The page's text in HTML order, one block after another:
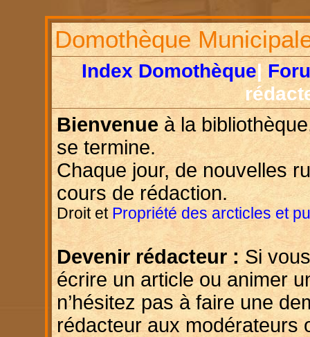
Domothèque
Index Domothèque|
Bienvenue à la
se termine.
Chaque jour, de nouvelles
cours de rédaction.
Droit et Propriété des arcticles et
Devenir rédacteur : Si
écrire un article ou animer
n’hésitez pas à faire une
rédacteur aux modérateurs